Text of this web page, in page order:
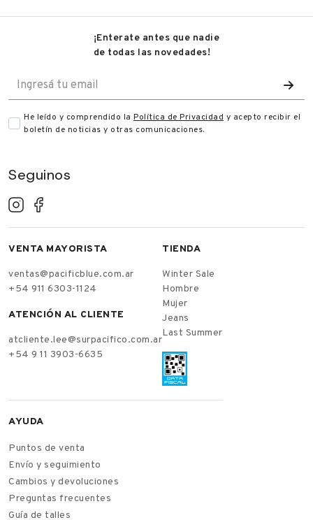
¡Enterate antes que nadie
de todas las novedades!
He leído y comprendido la Política de Privacidad y acepto recibir el
boletín de noticias y otras comunicaciones.
Seguinos
VENTA MAYORISTA
ventas@pacificblue.com.ar
+54 911 6303-1124
ATENCIÓN AL CLIENTE
atcliente.lee@surpacifico.com.ar
+54 9 11 3903-6635
TIENDA
Winter Sale
Hombre
Mujer
Jeans
Last Summer
AYUDA
Puntos de venta
Envío y seguimiento
Cambios y devoluciones
Preguntas frecuentes
Guía de talles